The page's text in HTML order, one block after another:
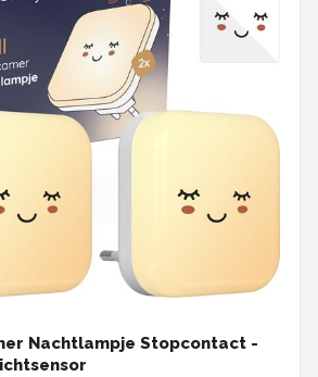
Nachtlampje Stopcontact -